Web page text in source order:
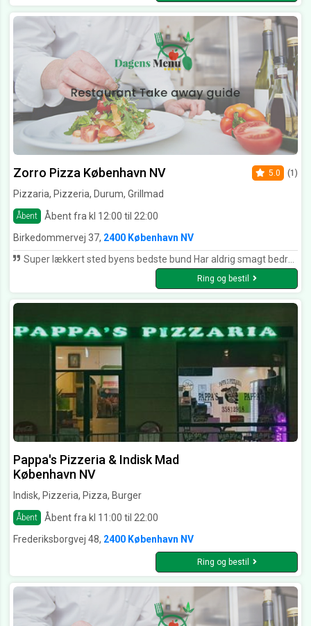
Zorro Pizza København NV
Pizzaria, Pizzeria, Durum, Grillmad
Åbent Åbent fra kl 12:00 til 22:00
5.0 (1)
Birkedommervej 37, 2400 København NV
Super lækkert sted byens bedste bund Har aldrig smagt bedre “ Pizza” Nr 1 favorit spisested Kun gode anbefalinger gode priser og man for hvad man betaler for
Ring og bestil
Pappa's Pizzeria & Indisk Mad
København NV
Indisk, Pizzeria, Pizza, Burger
Åbent
Åbent fra kl 11:00 til 22:00
Frederiksborgvej 48, 2400 København NV
Ring og bestil